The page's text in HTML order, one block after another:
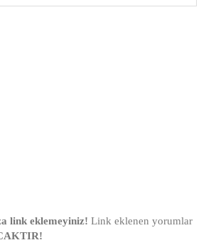
link eklemeyiniz! Link eklenen yorumlar